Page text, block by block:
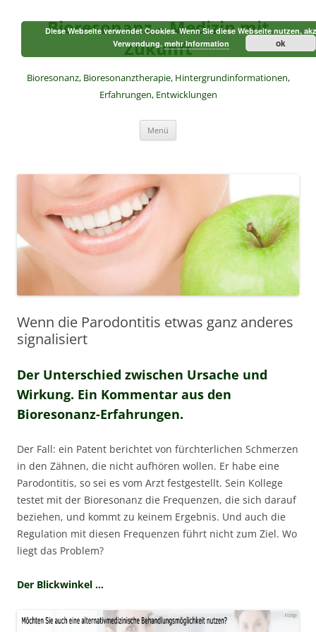
springenBioresonanz – Medizin mit
Zukunft
Bioresonanz, Bioresonanztherapie, Hintergrundinformationen,
Erfahrungen, Entwicklungen
Menü
Wenn die Parodontitis etwas ganz anderes
signalisiert
Der Unterschied zwischen Ursache und
Wirkung. Ein Kommentar aus den
Bioresonanz-Erfahrungen.
Der Fall: ein Patent berichtet von fürchterlichen Schmerzen
in den Zähnen, die nicht aufhören wollen. Er habe eine
Parodontitis, so sei es vom Arzt festgestellt. Sein Kollege
testet mit der Bioresonanz die Frequenzen, die sich darauf
beziehen, und kommt zu keinem Ergebnis. Und auch die
Regulation mit diesen Frequenzen führt nicht zum Ziel. Wo
liegt das Problem?
Der Blickwinkel …
Diese Webseite verwendet Cookies. Wenn Sie diese Webseite nutzen,
Verwendung.mehr Information ok